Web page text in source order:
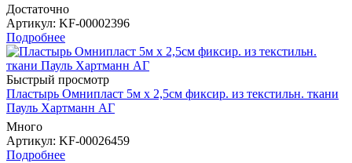
Достаточно
Артикул: KF-00002396
Подробнее
Быстрый просмотр
Пластырь Омнипласт 5м х 2,5см фиксир. из текстильн. ткани
Пауль Хартманн AГ
Много
Артикул: KF-00026459
Подробнее